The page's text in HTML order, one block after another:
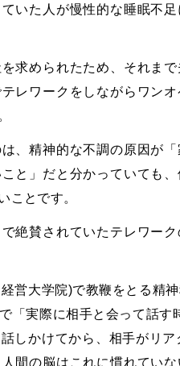
いた人が慢性的な睡眠不
求められたため、それま
レワークをしながらワンオ
、精神的な不調の原因が
と」だと分かっていても
ことです。
絶賛されていたテレワー
営大学院)で教鞭をとる精
「実際に相手と会って話す
しかけてから、相手がリ
間の脳はこれに慣れてい